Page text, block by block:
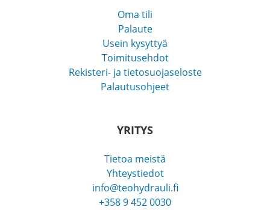
Oma tili
Palaute
Usein kysyttyä
Toimitusehdot
Rekisteri- ja tietosuojaseloste
Palautusohjeet
YRITYS
Tietoa meistä
Yhteystiedot
info@teohydrauli.fi
+358 9 452 0030